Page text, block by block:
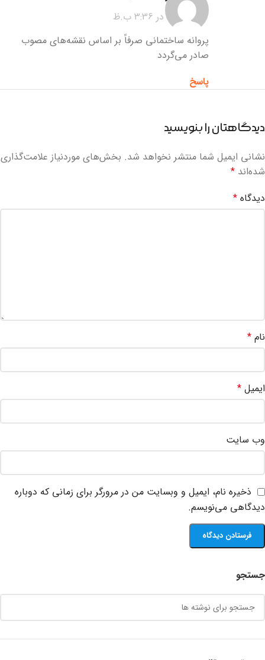
جستجو
17 دی 1404 در 3:36 ب.ظ
پروانه ساختمانی صرفاً بر اساس نقشه‌های مصوب
صادر می‌گردد
پاسخ
دیدگاهتان را بنویسید
نشانی ایمیل شما منتشر نخواهد شد. بخش‌های موردنیاز علامت‌گذاری
شده‌اند *
دیدگاه *
نام *
ایمیل *
وب‌ سایت
ذخیره نام، ایمیل و وبسایت من در مرورگر برای زمانی که دوباره
دیدگاهی می‌نویسم.